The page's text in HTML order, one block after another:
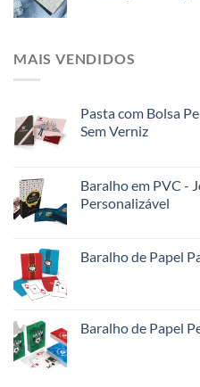
MAIS VENDIDOS
Pasta com Bolsa
Sem Verniz
Baralho em PVC -
Personalizável
Baralho de Papel
Baralho de Papel